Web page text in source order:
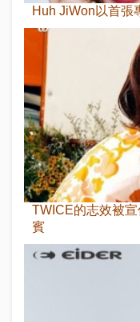
Huh JiWon以首張
TWICE的志效被
賓